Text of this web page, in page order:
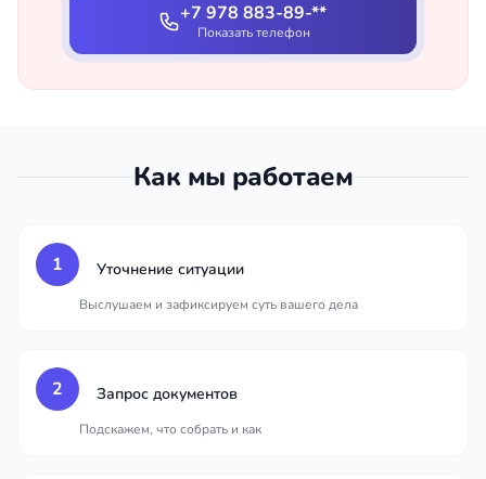
+7 978 883-89-**
Показать телефон
Как мы работаем
1 Уточнение ситуации
Выслушаем и зафиксируем суть вашего дела
2 Запрос документов
Подскажем, что собрать и как